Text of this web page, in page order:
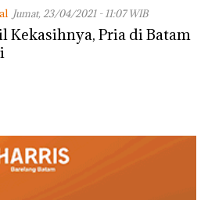
Jumat, 23/04/2021 - 11:07 WIB
Kekasihnya, Pria di Batam